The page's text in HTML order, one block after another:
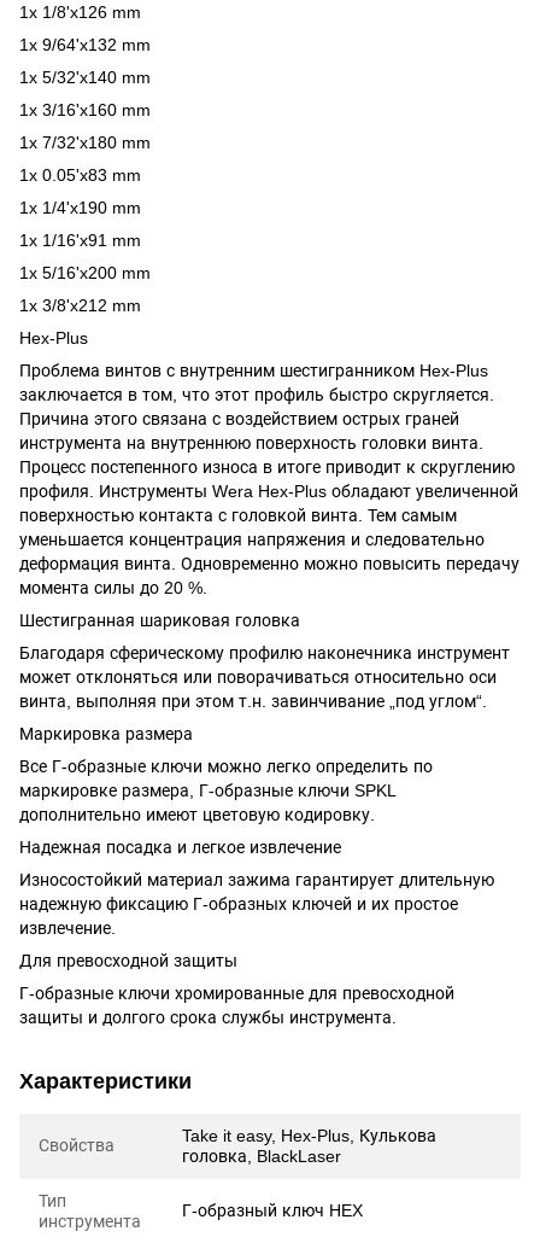
1x 1/8'x126 mm
1x 9/64'x132 mm
1x 5/32'x140 mm
1x 3/16'x160 mm
1x 7/32'x180 mm
1x 0.05'x83 mm
1x 1/4'x190 mm
1x 1/16'x91 mm
1x 5/16'x200 mm
1x 3/8'x212 mm
Hex-Plus
Проблема винтов с внутренним шестигранником Hex-Plus
заключается в том, что этот профиль быстро скругляется.
Причина этого связана с воздействием острых граней
инструмента на внутреннюю поверхность головки винта.
Процесс постепенного износа в итоге приводит к скруглению
профиля. Инструменты Wera Hex-Plus обладают увеличенной
поверхностью контакта с головкой винта. Тем самым
уменьшается концентрация напряжения и следовательно
деформация винта. Одновременно можно повысить передачу
момента силы до 20 %.
Шестигранная шариковая головка
Благодаря сферическому профилю наконечника инструмент
может отклоняться или поворачиваться относительно оси
винта, выполняя при этом т.н. завинчивание „под углом“.
Маркировка размера
Все Г-образные ключи можно легко определить по
маркировке размера, Г-образные ключи SPKL
дополнительно имеют цветовую кодировку.
Надежная посадка и легкое извлечение
Износостойкий материал зажима гарантирует длительную
надежную фиксацию Г-образных ключей и их простое
извлечение.
Для превосходной защиты
Г-образные ключи хромированные для превосходной
защиты и долгого срока службы инструмента.
Характеристики
Свойства
Take it easy, Hex-Plus, Кулькова
головка, BlackLaser
Тип
инструмента
Г-образный ключ HEX